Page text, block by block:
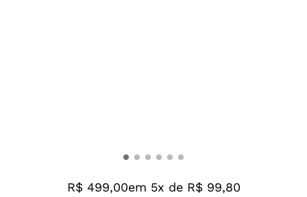
R$ 499,00em 5x de R$ 99,80